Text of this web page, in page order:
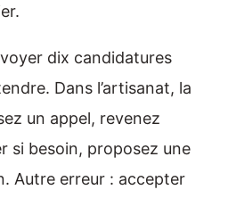
dix candidatures
Dans l’artisanat, la
un appel, revenez
si besoin, proposez une
Autre erreur : accepter